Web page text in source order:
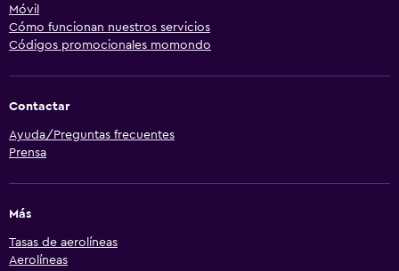
Móvil
Cómo funcionan nuestros servicios
Códigos promocionales momondo
Contactar
Ayuda/Preguntas frecuentes
Prensa
Más
Tasas de aerolíneas
Aerolíneas